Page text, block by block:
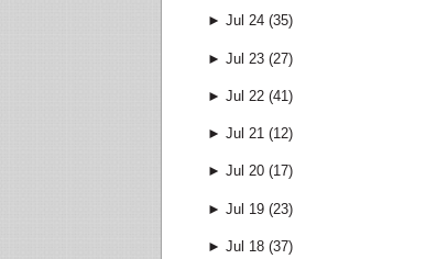
►Jul 24 (35)
►Jul 23 (27)
►Jul 22 (41)
►Jul 21 (12)
►Jul 20 (17)
►Jul 19 (23)
►Jul 18 (37)